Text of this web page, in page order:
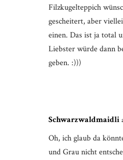
Filzkugelteppich
gescheitert, aber
einen. Das ist ja total
Liebster würde dann
geben. :)))
Schwarzwaldmaidli
Oh, ich glaub da
und Grau nicht